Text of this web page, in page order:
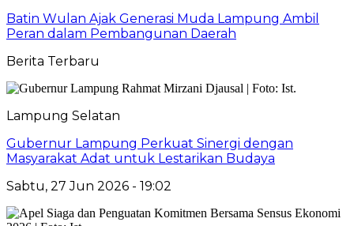
Batin Wulan Ajak Generasi Muda Lampung Ambil
Peran dalam Pembangunan Daerah
Berita Terbaru
Lampung Selatan
Gubernur Lampung Perkuat Sinergi dengan
Masyarakat Adat untuk Lestarikan Budaya
Sabtu, 27 Jun 2026 - 19:02